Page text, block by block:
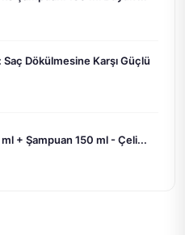
Saç Dökülmesine Karşı Güçlü
+ Şampuan 150 ml - Çeli...